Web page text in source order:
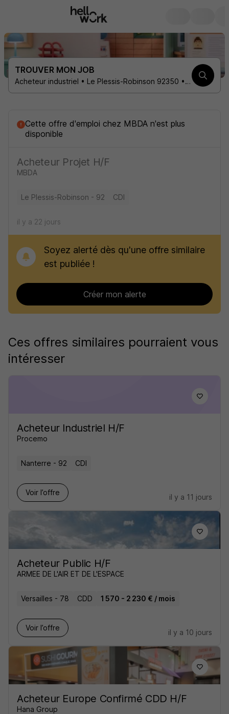
TROUVER MON JOB
Acheteur industriel • Le Plessis-Robinson 92350 • 1 contrat
Cette offre d'emploi chez MBDA n'est plus
disponible
Acheteur Projet H/F
MBDA
Le Plessis-Robinson - 92 CDI
il y a 22 jours
Soyez alerté dès qu'une offre similaire
est publiée !
Créer mon alerte
Ces offres similaires pourraient vous
intéresser
Acheteur Industriel H/F
Procemo
Nanterre - 92 CDI
Voir l’offre
il y a 11 jours
Acheteur Public H/F
ARMEE DE L'AIR ET DE L'ESPACE
Versailles - 78 CDD 1 570 - 2 230 € / mois
Voir l’offre
il y a 10 jours
Acheteur Europe Confirmé CDD H/F
Hana Group